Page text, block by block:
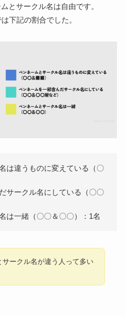
とサークル名は自由です。
下記の割合でした。
は違うものに変えている（〇
サークル名にしている（〇〇
は一緒（〇〇＆〇〇）：1名
サークル名が違う人って多い